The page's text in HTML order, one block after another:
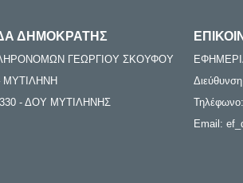
ΔΗΜΟΚΡΑΤΗΣ
ΓΕΩΡΓΙΟΥ ΣΚΟΥΦΟΥ
ΜΥΤΙΛΗΝΗ
- ΔΟΥ ΜΥΤΙΛΗΝΗΣ
Email: